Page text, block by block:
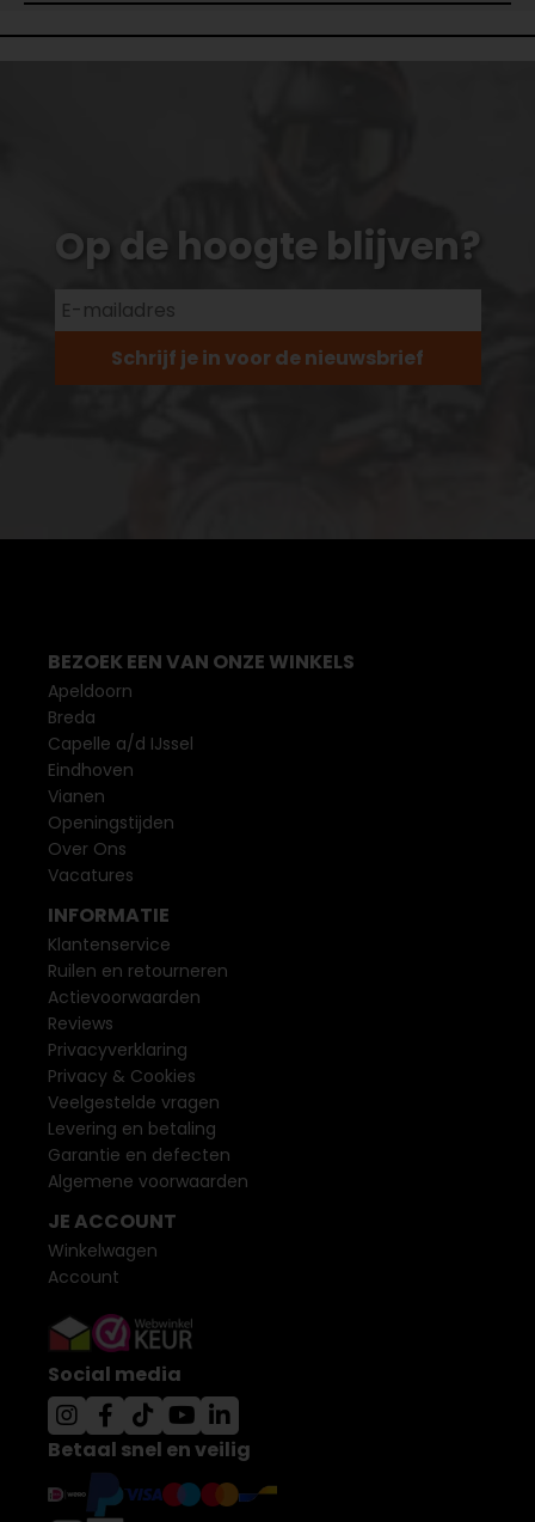
Op de hoogte blijven?
Schrijf je in voor de nieuwsbrief
BEZOEK EEN VAN ONZE WINKELS
Apeldoorn
Breda
Capelle a/d IJssel
Eindhoven
Vianen
Openingstijden
Over Ons
Vacatures
INFORMATIE
Klantenservice
Ruilen en retourneren
Actievoorwaarden
Reviews
Privacyverklaring
Privacy & Cookies
Veelgestelde vragen
Levering en betaling
Garantie en defecten
Algemene voorwaarden
JE ACCOUNT
Winkelwagen
Account
Social media
Betaal snel en veilig